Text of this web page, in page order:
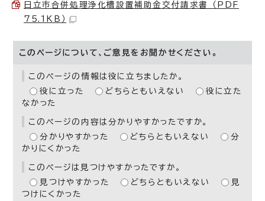
日立市合併処理浄化槽設置補助金交付請求書 （PDF
75.1KB）
このページについて、ご意見をお聞かせください。
このページの情報は役に立ちましたか。
役に立った
どちらともいえない
役に立た
なかった
このページの内容は分かりやすかったですか。
分かりやすかった
どちらともいえない
分
かりにくかった
このページは見つけやすかったですか。
見つけやすかった
どちらともいえない
見
つけにくかった